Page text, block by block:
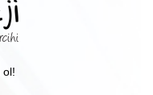
ol!